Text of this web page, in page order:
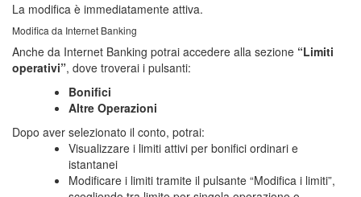
La modifica è immediatamente attiva.
Modifica da Internet Banking
Anche da Internet Banking potrai accedere alla sezione “Limiti
operativi”, dove troverai i pulsanti:
Bonifici
Altre Operazioni
Dopo aver selezionato il conto, potrai:
Visualizzare i limiti attivi per bonifici ordinari e
istantanei
Modificare i limiti tramite il pulsante “Modifica i limiti”,